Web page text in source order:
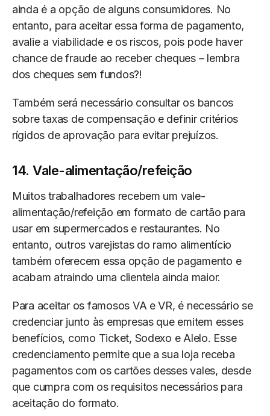
ainda é a opção de alguns consumidores. No
entanto, para aceitar essa forma de pagamento,
avalie a viabilidade e os riscos, pois pode haver
chance de fraude ao receber cheques – lembra
dos cheques sem fundos?!
Também será necessário consultar os bancos
sobre taxas de compensação e definir critérios
rígidos de aprovação para evitar prejuízos.
14. Vale-alimentação/refeição
Muitos trabalhadores recebem um vale-
alimentação/refeição em formato de cartão para
usar em supermercados e restaurantes. No
entanto, outros varejistas do ramo alimentício
também oferecem essa opção de pagamento e
acabam atraindo uma clientela ainda maior.
Para aceitar os famosos VA e VR, é necessário se
credenciar junto às empresas que emitem esses
benefícios, como Ticket, Sodexo e Alelo. Esse
credenciamento permite que a sua loja receba
pagamentos com os cartões desses vales, desde
que cumpra com os requisitos necessários para
aceitação do formato.